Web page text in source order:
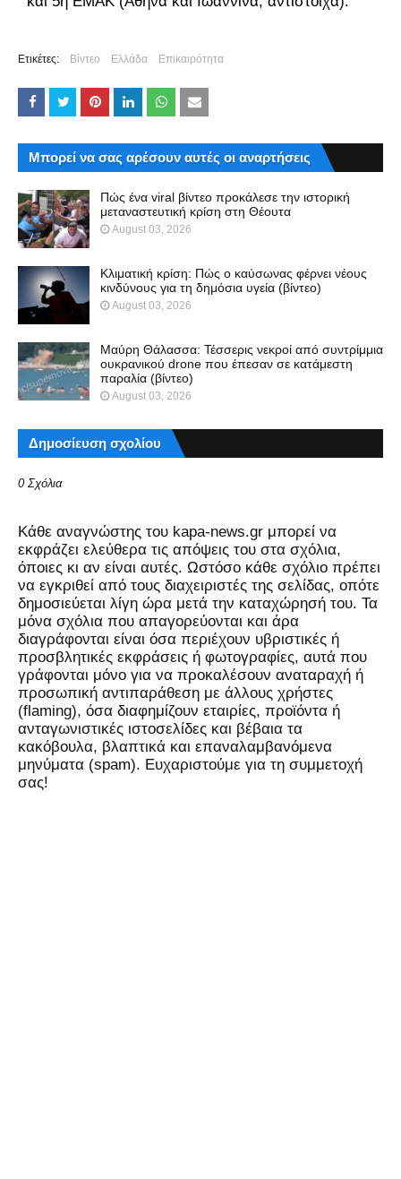
Ετικέτες: Βίντεο Ελλάδα Επικαιρότητα
Μπορεί να σας αρέσουν αυτές οι αναρτήσεις
Πώς ένα viral βίντεο προκάλεσε την ιστορική
μεταναστευτική κρίση στη Θέουτα
August 03, 2026
Κλιματική κρίση: Πώς ο καύσωνας φέρνει νέους
κινδύνους για τη δημόσια υγεία (βίντεο)
August 03, 2026
Μαύρη Θάλασσα: Τέσσερις νεκροί από συντρίμμια
ουκρανικού drone που έπεσαν σε κατάμεστη
παραλία (βίντεο)
August 03, 2026
Δημοσίευση σχολίου
0 Σχόλια
Kάθε αναγνώστης του kapa-news.gr μπορεί να
εκφράζει ελεύθερα τις απόψεις του στα σχόλια,
όποιες κι αν είναι αυτές. Ωστόσο κάθε σχόλιο πρέπει
να εγκριθεί από τους διαχειριστές της σελίδας, οπότε
δημοσιεύεται λίγη ώρα μετά την καταχώρησή του. Τα
μόνα σχόλια που απαγορεύονται και άρα
διαγράφονται είναι όσα περιέχουν υβριστικές ή
προσβλητικές εκφράσεις ή φωτογραφίες, αυτά που
γράφονται μόνο για να προκαλέσουν αναταραχή ή
προσωπική αντιπαράθεση με άλλους χρήστες
(flaming), όσα διαφημίζουν εταιρίες, προϊόντα ή
ανταγωνιστικές ιστοσελίδες και βέβαια τα
κακόβουλα, βλαπτικά και επαναλαμβανόμενα
μηνύματα (spam). Ευχαριστούμε για τη συμμετοχή
σας!